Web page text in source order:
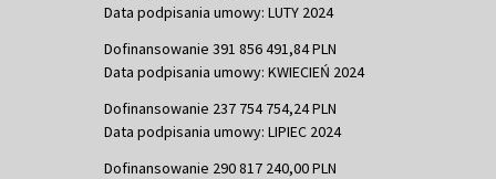
Data podpisania umowy: LUTY 2024
Dofinansowanie 391 856 491,84 PLN
Data podpisania umowy: KWIECIEŃ 2024
Dofinansowanie 237 754 754,24 PLN
Data podpisania umowy: LIPIEC 2024
Dofinansowanie 290 817 240,00 PLN